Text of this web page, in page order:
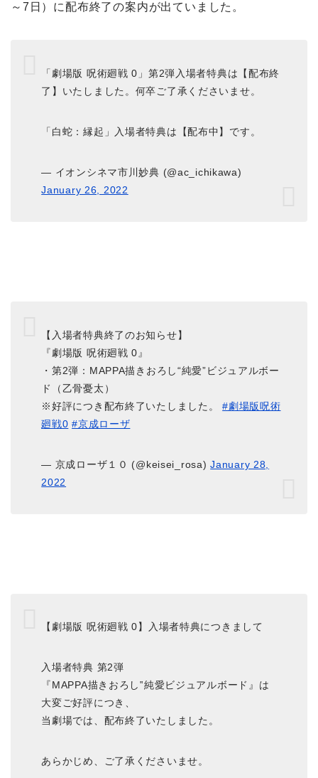
～7日）に配布終了の案内が出ていました。
「劇場版 呪術廻戦 0」第2弾入場者特典は【配布終
了】いたしました。何卒ご了承くださいませ。
「白蛇：縁起」入場者特典は【配布中】です。
— イオンシネマ市川妙典 (@ac_ichikawa)
January 26, 2022
【入場者特典終了のお知らせ】
『劇場版 呪術廻戦 0』
・第2弾：MAPPA描きおろし“純愛”ビジュアルボー
ド（乙骨憂太）
※好評につき配布終了いたしました。#劇場版呪術
廻戦0 #京成ローザ
— 京成ローザ１０ (@keisei_rosa)January 28,
2022
【劇場版 呪術廻戦 0】入場者特典につきまして
入場者特典 第2弾
『MAPPA描きおろし‟純愛ビジュアルボード』は
大変ご好評につき、
当劇場では、配布終了いたしました。
あらかじめ、ご了承くださいませ。